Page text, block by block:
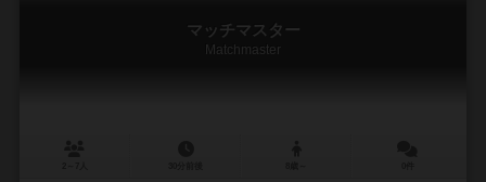
マッチマスター
Matchmaster